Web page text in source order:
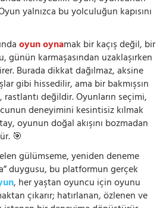
yalnızca bu yolculuğun kapısını
oyun oynamak bir kaçış değil, bir
günün karmaşasından uzaklaşırken
Burada dikkat dağılmaz, aksine
gibi hissedilir, ama bir bakmışsın
değildir. Oyunların seçimi,
deneyimini kesintisiz kılmak
oyunun doğal akışını bozmadan
🎯
gülümseme, yeniden deneme
duygusu, bu platformun gerçek
, her yaştan oyuncu için oyunu
çıkarır; hatırlanan, özlenen ve